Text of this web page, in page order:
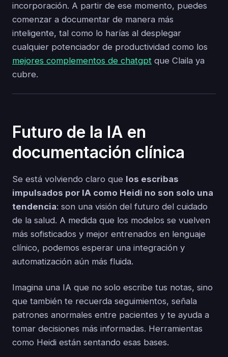
incorporación. A partir de ese momento, puedes
comenzar a documentar de manera más
inteligente, tal como lo harías al desplegar
cualquier potenciador de productividad como los
mejores complementos de chatgpt que Claila ya
cubre.
Futuro de la IA en
documentación clínica
Se está volviendo claro que los escribas
impulsados por IA como Heidi no son solo una
tendencia: son una visión del futuro del cuidado
de la salud. A medida que los modelos se vuelven
más sofisticados y mejor entrenados en lenguaje
clínico, podemos esperar una integración y
automatización aún más fluida.
Imagina una IA que no solo escribe tus notas, sino
que también te recuerda seguimientos, señala
patrones anormales entre pacientes y te ayuda a
tomar decisiones más informadas. Herramientas
como Heidi están sentando esas bases.